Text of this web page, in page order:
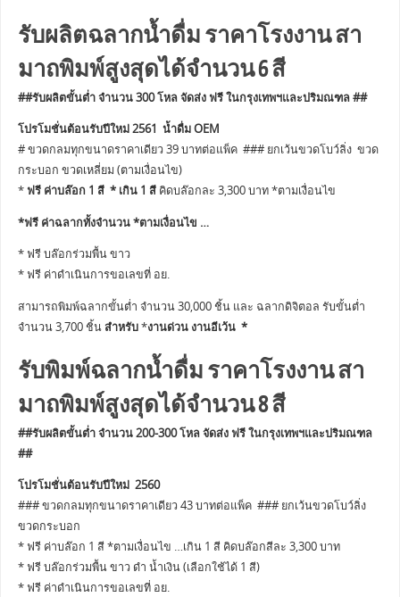
รับผลิตฉลากน้ำดื่ม ราคาโรงงาน สา
มาถพิมพ์สูงสุดได้จำนวน 6 สี
##รับผลิตขั้นต่ำ จำนวน 300 โหล จัดส่ง ฟรี ในกรุงเทพฯและปริมณฑล ##
โปรโมชั่นต้อนรับปีใหม่ 2561 น้ำดื่ม OEM
# ขวดกลมทุกขนาดราคาเดียว 39 บาทต่อแพ็ค ### ยกเว้นขวดโบว์ลิ่ง ขวด
กระบอก ขวดเหลี่ยม (ตามเงื่อนไข)
*ฟรี ค่าบล๊อก 1 สี * เกิน 1 สี คิดบล๊อกละ 3,300 บาท *ตามเงื่อนไข
*ฟรี ค่าฉลากทั้งจำนวน *ตามเงื่อนไข …
* ฟรี บล๊อกร่วมพื้น ขาว
* ฟรี ค่าดำเนินการขอเลขที่ อย.
สามารถพิมพ์ฉลากขั้นต่ำ จำนวน 30,000 ชิ้น และ ฉลากดิจิตอล รับขั้นต่ำ
จำนวน 3,700 ชิ้นสำหรับ*งานด่วน งานอีเว้น *
รับพิมพ์ฉลากน้ำดื่ม ราคาโรงงาน สา
มาถพิมพ์สูงสุดได้จำนวน 8 สี
##รับผลิตขั้นต่ำ จำนวน 200-300 โหล จัดส่ง ฟรี ในกรุงเทพฯและปริมณฑล
##
โปรโมชั่นต้อนรับปีใหม่ 2560
### ขวดกลมทุกขนาดราคาเดียว 43 บาทต่อแพ็ค ### ยกเว้นขวดโบว์ลิ่ง
ขวดกระบอก
* ฟรี ค่าบล๊อก 1 สี *ตามเงื่อนไข …เกิน 1 สี คิดบล๊อกสีละ 3,300 บาท
* ฟรี บล๊อกร่วมพื้น ขาว ดำ น้ำเงิน (เลือกใช้ได้ 1 สี)
* ฟรี ค่าดำเนินการขอเลขที่ อย.